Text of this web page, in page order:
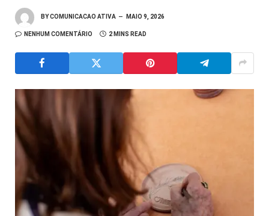
BYCOMUNICACAO ATIVA MAIO 9, 2026
NENHUM COMENTÁRIO 2 MINS READ